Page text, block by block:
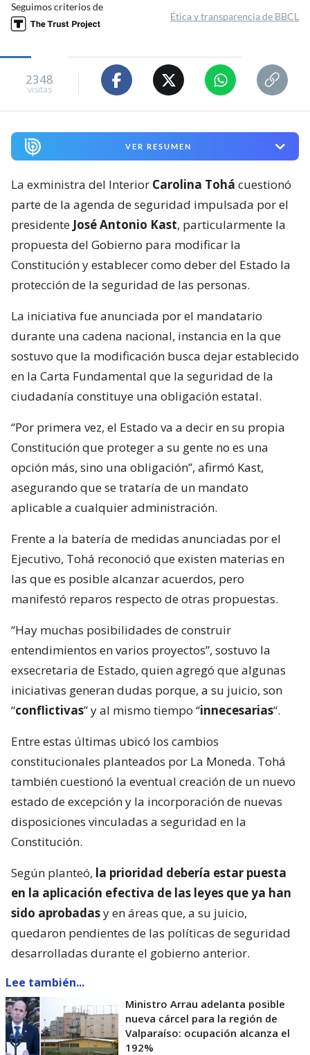
Seguimos criterios de
Ética y transparencia de BBCL
2348
visitas
VER RESUMEN
La exministra del Interior Carolina Tohá cuestionó
parte de la agenda de seguridad impulsada por el
presidente José Antonio Kast, particularmente la
propuesta del Gobierno para modificar la
Constitución y establecer como deber del Estado la
protección de la seguridad de las personas.
La iniciativa fue anunciada por el mandatario
durante una cadena nacional, instancia en la que
sostuvo que la modificación busca dejar establecido
en la Carta Fundamental que la seguridad de la
ciudadanía constituye una obligación estatal.
“Por primera vez, el Estado va a decir en su propia
Constitución que proteger a su gente no es una
opción más, sino una obligación”, afirmó Kast,
asegurando que se trataría de un mandato
aplicable a cualquier administración.
Frente a la batería de medidas anunciadas por el
Ejecutivo, Tohá reconoció que existen materias en
las que es posible alcanzar acuerdos, pero
manifestó reparos respecto de otras propuestas.
“Hay muchas posibilidades de construir
entendimientos en varios proyectos”, sostuvo la
exsecretaria de Estado, quien agregó que algunas
iniciativas generan dudas porque, a su juicio, son
“conflictivas” y al mismo tiempo “innecesarias“.
Entre estas últimas ubicó los cambios
constitucionales planteados por La Moneda. Tohá
también cuestionó la eventual creación de un nuevo
estado de excepción y la incorporación de nuevas
disposiciones vinculadas a seguridad en la
Constitución.
Según planteó, la prioridad debería estar puesta
en la aplicación efectiva de las leyes que ya han
sido aprobadasy en áreas que, a su juicio,
quedaron pendientes de las políticas de seguridad
desarrolladas durante el gobierno anterior.
Lee también...
Ministro Arrau adelanta posible
nueva cárcel para la región de
Valparaíso: ocupación alcanza el
192%